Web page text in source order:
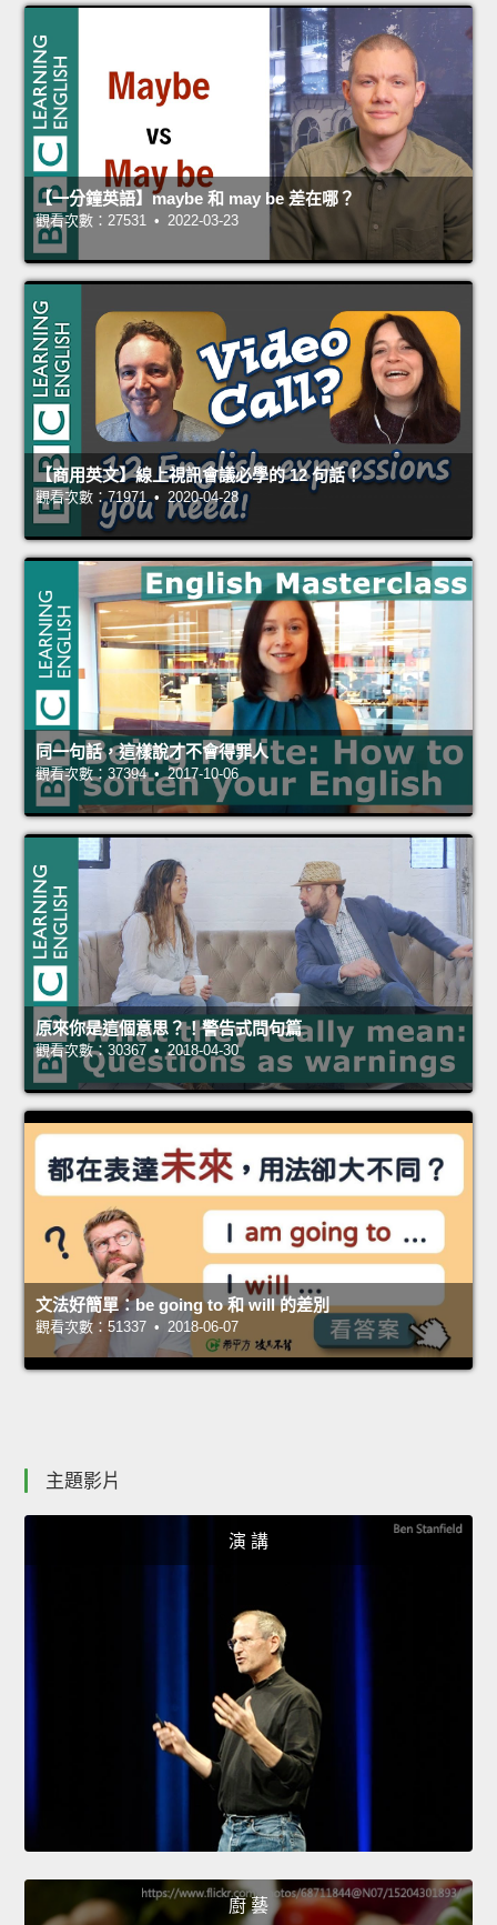
【一分鐘英語】maybe 和 may be 差在哪？
觀看次數：27531 • 2022-03-23
【商用英文】線上視訊會議必學的 12 句話！
觀看次數：71971 • 2020-04-28
同一句話，這樣說才不會得罪人
觀看次數：37394 • 2017-10-06
原來你是這個意思？！警告式問句篇
觀看次數：30367 • 2018-04-30
文法好簡單：be going to 和 will 的差別
觀看次數：51337 • 2018-06-07
主題影片
演 講
廚 藝